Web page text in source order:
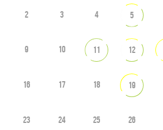
2 3 4 5
9 10 11 12
16 17 18 19
23 24 25 26